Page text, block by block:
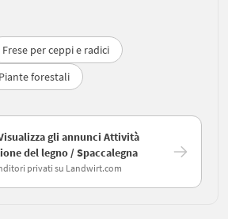
Frese per ceppi e radici
Piante forestali
gli annunci Attività
del legno / Spaccalegna
privati su Landwirt.com